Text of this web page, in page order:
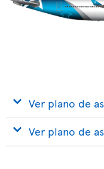
Ver plano de
Ver plano de